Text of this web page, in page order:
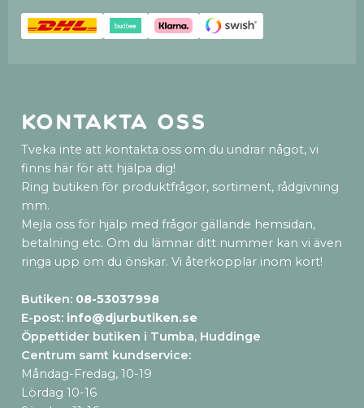
Kontakta oss
Tveka inte att kontakta oss om du undrar något, vi
finns här för att hjälpa dig!
Ring butiken för produktfrågor, sortiment, rådgivning
mm.
Mejla oss för hjälp med frågor gällande hemsidan,
betalning etc. Om du lämnar ditt nummer kan vi även
ringa upp om du önskar. Vi återkopplar inom kort!
Butiken: 08-53037998
E-post: info@djurbutiken.se
Öppettider butiken i Tumba, Huddinge
Centrum samt kundservice:
Måndag-Fredag, 10-19
Lördag 10-16